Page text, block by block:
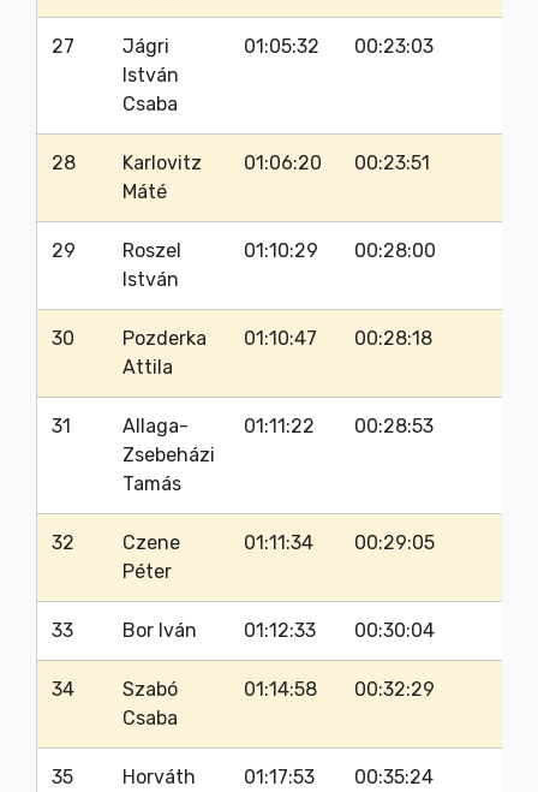
27
Jágri
István
Csaba
01:05:32 00:23:03
28
Karlovitz
Máté
01:06:20 00:23:51
29
Roszel
István
01:10:29 00:28:00
30
Pozderka
Attila
01:10:47 00:28:18
31
Allaga-
Zsebeházi
Tamás
01:11:22 00:28:53
32
Czene
Péter
01:11:34 00:29:05
33 Bor Iván 01:12:33 00:30:04
34
Szabó
Csaba
01:14:58 00:32:29
35
Horváth
01:17:53 00:35:24